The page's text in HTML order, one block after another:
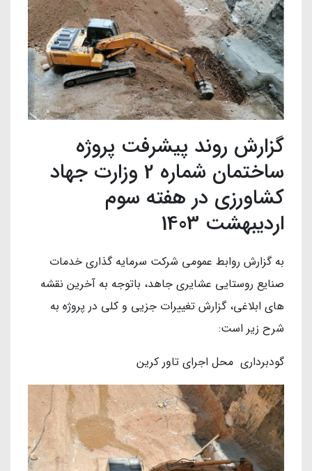
گزارش روند پیشرفت پروژه
ساختمان شماره 2 وزارت جهاد
کشاورزی در هفته سوم
اردیبهشت 1403
به گزارش روابط عمومی شرکت سرمایه گذاری خدمات
صنایع روستایی عشایری جاهد، باتوجه به آخرین نقشه
های ابلاغی، گزارش تغییرات جزیی و کلی در پروژه به
شرح زیر است:
گودبرداری محل اجرای تاور کرین